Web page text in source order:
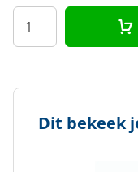
Dit bekeek